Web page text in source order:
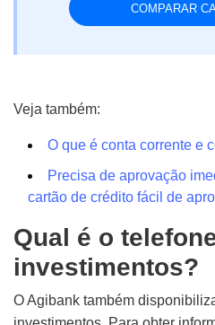
COMPARAR
Veja também:
O que é conta corrente e
Precisa de aprovação
cartão de crédito fácil de
Qual é o
investimentos?
O Agibank também